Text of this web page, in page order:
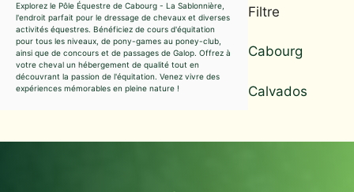
Explorez le Pôle Équestre de Cabourg - La Sablonnière,
l'endroit parfait pour le dressage de chevaux et diverses
activités équestres. Bénéficiez de cours d'équitation
pour tous les niveaux, de pony-games au poney-club,
ainsi que de concours et de passages de Galop. Offrez à
votre cheval un hébergement de qualité tout en
découvrant la passion de l'équitation. Venez vivre des
expériences mémorables en pleine nature !
Filtre
Cabourg
Calvados